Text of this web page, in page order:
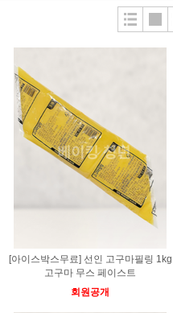
[아이스박스무료] 선인 고구마필링 1kg
고구마 무스 페이스트
회원공개